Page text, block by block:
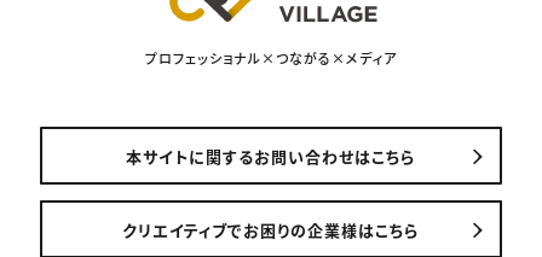
プロフェッショナル×つながる×メディア
本サイトに関するお問い合わせはこちら
クリエイティブでお困りの企業様はこちら